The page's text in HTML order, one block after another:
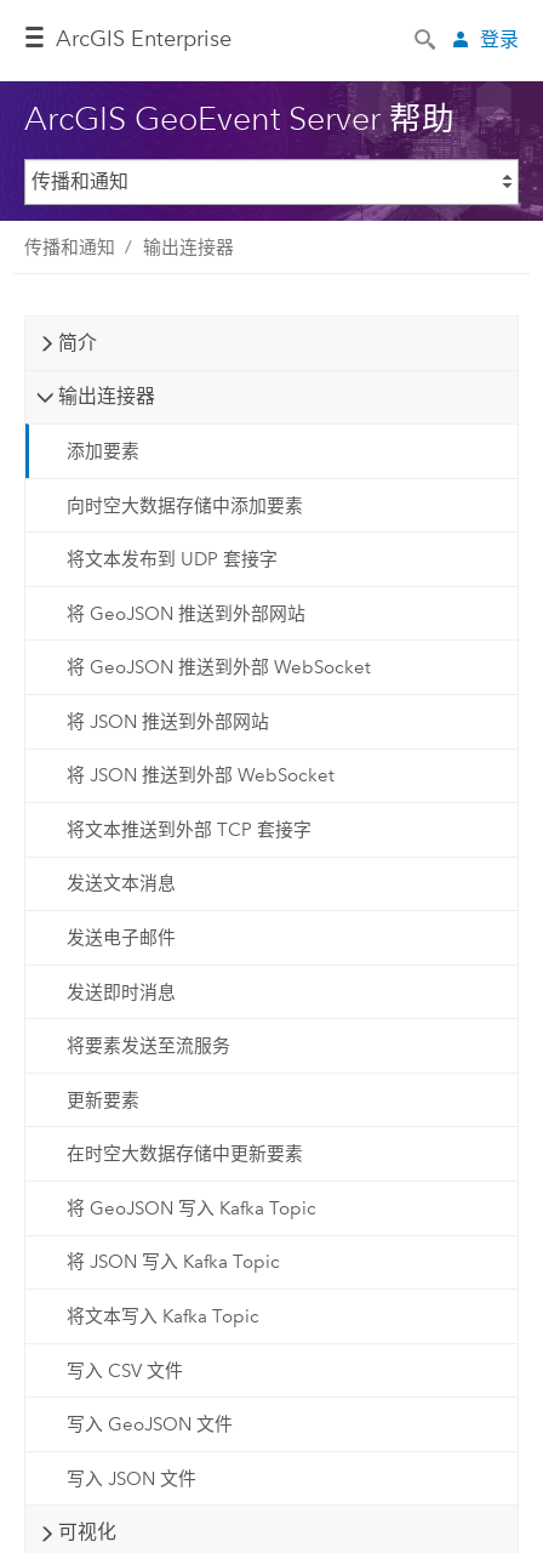
ArcGIS Enterprise 登录
ArcGIS GeoEvent Server 帮助
传播和通知 输出连接器
简介
输出连接器
添加要素
向时空大数据存储中添加要素
将文本发布到 UDP 套接字
将 GeoJSON 推送到外部网站
将 GeoJSON 推送到外部 WebSocket
将 JSON 推送到外部网站
将 JSON 推送到外部 WebSocket
将文本推送到外部 TCP 套接字
发送文本消息
发送电子邮件
发送即时消息
将要素发送至流服务
更新要素
在时空大数据存储中更新要素
将 GeoJSON 写入 Kafka Topic
将 JSON 写入 Kafka Topic
将文本写入 Kafka Topic
写入 CSV 文件
写入 GeoJSON 文件
写入 JSON 文件
可视化